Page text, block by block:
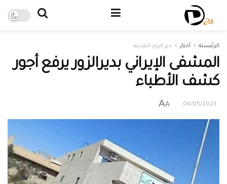
الرئيسية أخبار دير الزور المدينة
المشفى الإيراني بديرالزور يرفع أجور
كشف الأطباء
06/05/2023
A
A